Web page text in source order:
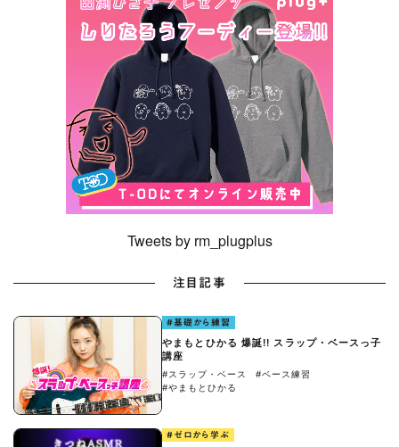
Tweets by rm_plugplus
注目記事
#基礎から練習
やまもとひかる 爆誕!! スラップ・ベースっ子
講座
#スラップ・ベース
#ベース練習
#やまもとひかる
#ゼロから学ぶ